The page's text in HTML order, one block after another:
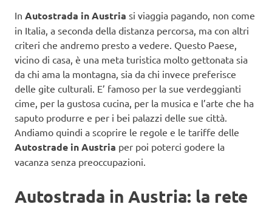
In Autostrada in Austria si viaggia pagando, non come
in Italia, a seconda della distanza percorsa, ma con altri
criteri che andremo presto a vedere. Questo Paese,
vicino di casa, è una meta turistica molto gettonata sia
da chi ama la montagna, sia da chi invece preferisce
delle gite culturali. E’ famoso per la sue verdeggianti
cime, per la gustosa cucina, per la musica e l’arte che ha
saputo produrre e per i bei palazzi delle sue città.
Andiamo quindi a scoprire le regole e le tariffe delle
Autostrade in Austria per poi poterci godere la
vacanza senza preoccupazioni.
Autostrada in Austria: la rete